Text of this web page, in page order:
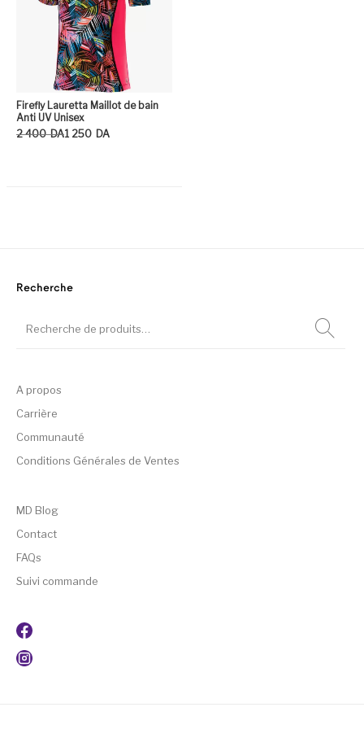
Firefly Lauretta Maillot de bain
Anti UV Unisex
2 400 DA
Le prix initial était : 2 400DA.
1 250 DA
Le prix actuel est : 1 250DA.
Recherche
A propos
Carrière
Communauté
Conditions Générales de Ventes
MD Blog
Contact
FAQs
Suivi commande